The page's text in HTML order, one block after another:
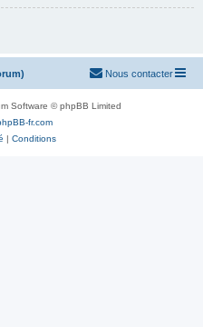
Nous contacter
Software © phpBB Limited
fr.com
| Conditions